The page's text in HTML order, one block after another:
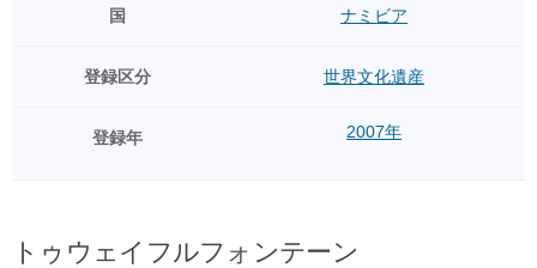
国 ナミビア
登録区分 世界文化遺産
登録年 2007年
トゥウェイフルフォンテーン